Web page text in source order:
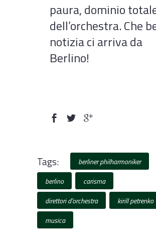
paura, dominio
dell’orchestra. Che
notizia ci arriva da
Berlino!
Tags:
berliner philharmoniker
berlino
carisma
direttori d'orchestra
kirill petrenko
musica